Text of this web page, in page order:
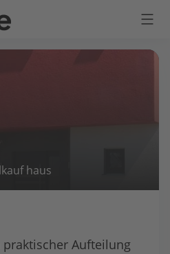
haus
Aufteilung